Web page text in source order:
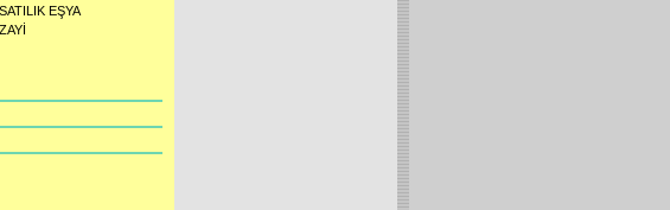
SATILIK EŞYA
ZAYİ